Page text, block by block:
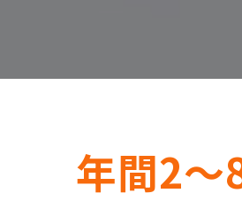
年間2〜